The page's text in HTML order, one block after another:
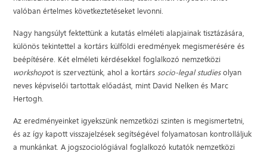
valóban értelmes következtetéseket levonni.
Nagy hangsúlyt fektettünk a kutatás elméleti alapjainak tisztázására,
különös tekintettel a kortárs külföldi eredmények megismerésére és
beépítésére. Két elméleti kérdésekkel foglalkozó nemzetközi
workshopot is szerveztünk, ahol a kortárssocio-legal studiesolyan
neves képviselői tartottak előadást, mint David Nelken és Marc
Hertogh.
Az eredményeinket igyekszünk nemzetközi szinten is megismertetni,
és az így kapott visszajelzések segítségével folyamatosan kontrolláljuk
a munkánkat. A jogszociológiával foglalkozó kutatók nemzetközi